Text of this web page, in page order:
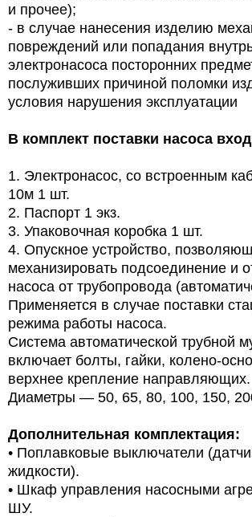
и прочее);
- в случае нанесения изделию
повреждений или попадания
электронасоса посторонних
послуживших причиной поломки
условия нарушения эксплуатации
В комплект поставки насоса
1. Электронасос, со встроенным
10м 1 шт.
2. Паспорт 1 экз.
3. Упаковочная коробка 1 шт.
4. Опускное устройство,
механизировать подсоединение и
насоса от трубопровода
Применяется в случае поставки
режима работы насоса.
Система автоматической трубной
включает болты, гайки, колено-
верхнее крепление направляющих.
Диаметры — 50, 65, 80, 100, 150,
Дополнительная комплектация:
• Поплавковые выключатели
жидкости).
• Шкаф управления насосными
ШУ.